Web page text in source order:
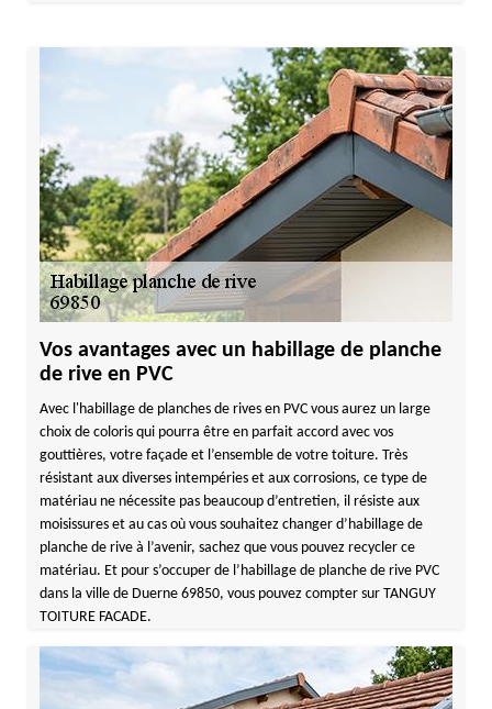
Vos avantages avec un habillage de planche
de rive en PVC
Avec l'habillage de planches de rives en PVC vous aurez un large
choix de coloris qui pourra être en parfait accord avec vos
gouttières, votre façade et l’ensemble de votre toiture. Très
résistant aux diverses intempéries et aux corrosions, ce type de
matériau ne nécessite pas beaucoup d’entretien, il résiste aux
moisissures et au cas où vous souhaitez changer d’habillage de
planche de rive à l’avenir, sachez que vous pouvez recycler ce
matériau. Et pour s’occuper de l’habillage de planche de rive PVC
dans la ville de Duerne 69850, vous pouvez compter sur TANGUY
TOITURE FACADE.